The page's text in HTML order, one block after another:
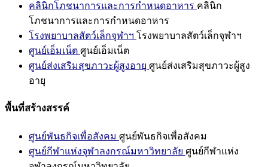
คลินิกโภชนาการและการกำหนดอาหาร คลินิก
โภชนาการและการกำหนดอาหาร
โรงพยาบาลสัตว์เล็กจุฬาฯ โรงพยาบาลสัตว์เล็กจุฬาฯ
ศูนย์เอ็มเน็ต ศูนย์เอ็มเน็ต
ศูนย์ส่งเสริมสุขภาวะผู้สูงอายุ ศูนย์ส่งเสริมสุขภาวะผู้สูง
อายุ
พื้นที่สร้างสรรค์
ศูนย์พันธกิจเพื่อสังคม ศูนย์พันธกิจเพื่อสังคม
ศูนย์กีฬาแห่งจุฬาลงกรณ์มหาวิทยาลัย ศูนย์กีฬาแห่ง